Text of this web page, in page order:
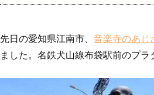
先日の愛知県江南市、 音楽寺のあじ
ました。名鉄犬山線布袋駅前のプラ